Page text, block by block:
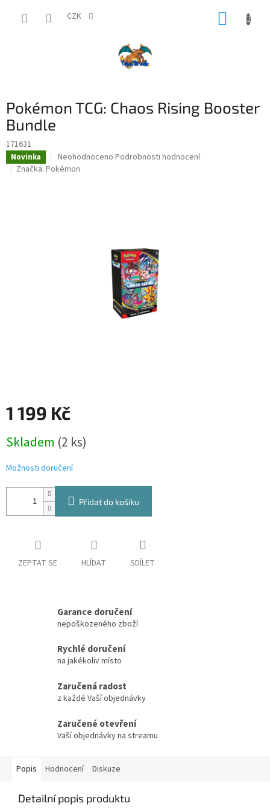
CZK
Pokémon TCG: Chaos Rising Booster
Bundle
171631
Novinka
Průměrné
hodnocení
Neohodnoceno Podrobnosti hodnocení
Značka: Pokémon
1 199 Kč
cena:
Skladem (2 ks)
Možnosti doručení
Přidat do košíku
ZEPTAT SE HLÍDAT SDÍLET
Garance doručení
nepoškozeného zboží
Rychlé doručení
na jakékoliv místo
Zaručená radost
z každé Vaší objednávky
Zaručené otevření
Vaší objednávky na streamu
Popis Hodnocení Diskuze
Detailní popis produktu